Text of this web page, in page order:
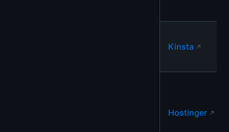
Kinsta
Hostinger